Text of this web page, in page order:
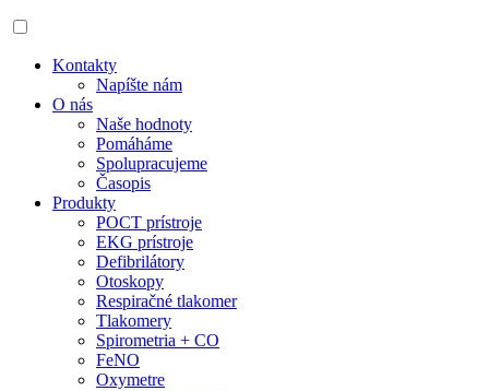
Kontakty
Napíšte nám
O nás
Naše hodnoty
Pomáháme
Spolupracujeme
Časopis
Produkty
POCT prístroje
EKG prístroje
Defibrilátory
Otoskopy
Respiračné tlakomer
Tlakomery
Spirometria + CO
FeNO
Oxymetre